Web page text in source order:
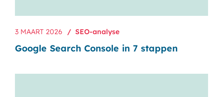
3 MAART 2026 SEO-analyse
Google Search Console in 7 stappen